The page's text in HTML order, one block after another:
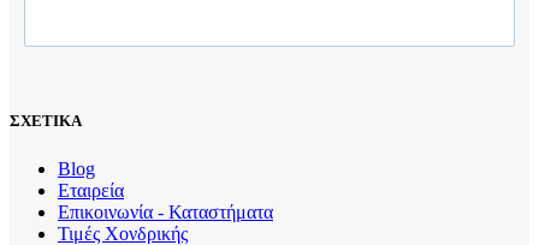
ΣΧΕΤΙΚΑ
Blog
Εταιρεία
Επικοινωνία - Καταστήματα
Τιμές Χονδρικής